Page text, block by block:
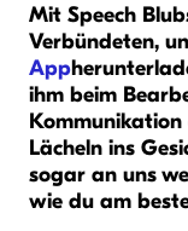
Mit Speech
Verbündeten,
App
ihm beim
Lächeln ins
sogar an uns
wie du am